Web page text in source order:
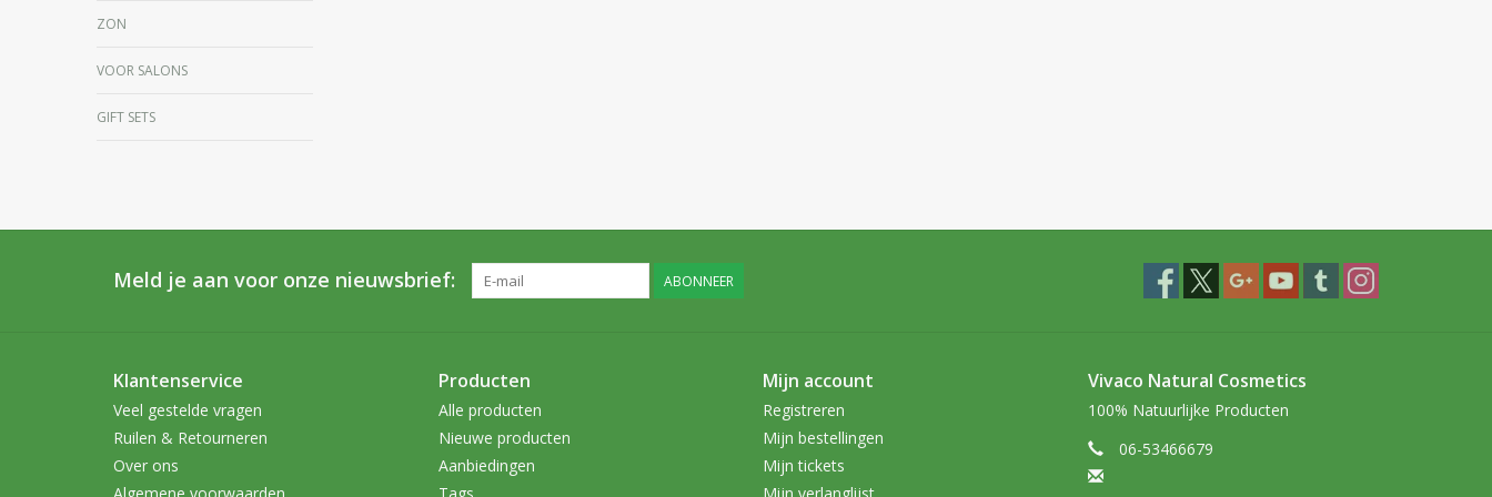
ZON
VOOR SALONS
GIFT SETS
Meld je aan voor onze nieuwsbrief: ABONNEER
Klantenservice
Veel gestelde vragen
Ruilen & Retourneren
Over ons
Producten
Alle producten
Nieuwe producten
Aanbiedingen
Mijn account
Registreren
Mijn bestellingen
Mijn tickets
Vivaco Natural Cosmetics
100% Natuurlijke Producten
06-53466679